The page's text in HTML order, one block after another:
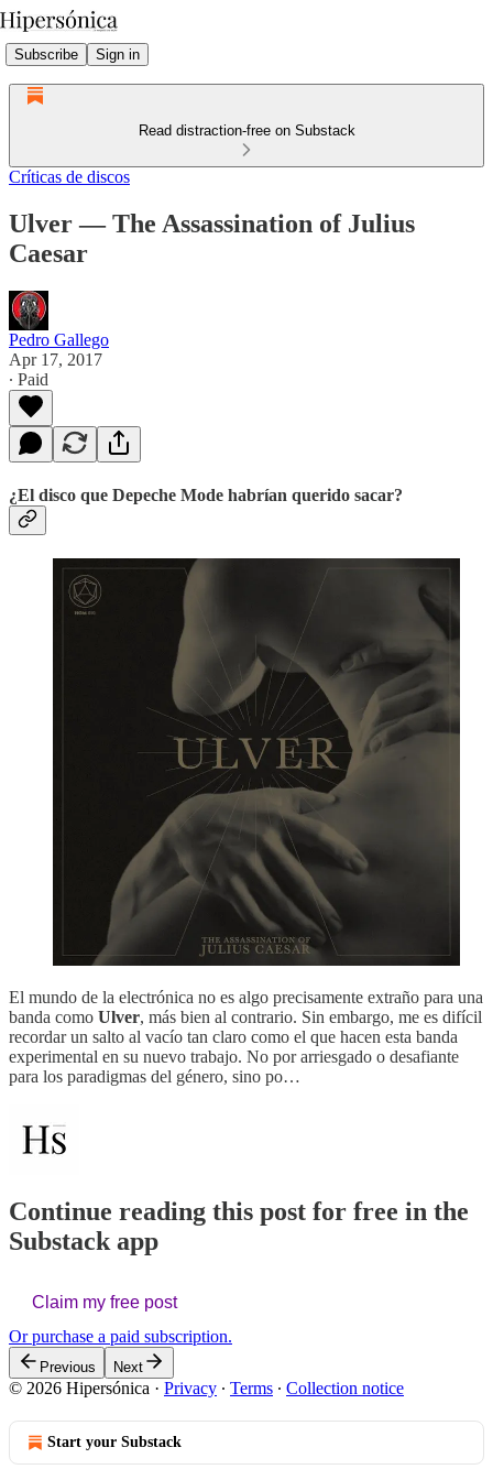
Subscribe Sign in
Read distraction-free on Substack
Críticas de discos
Ulver — The Assassination of Julius
Caesar
Pedro Gallego
Apr 17, 2017
∙ Paid
¿El disco que Depeche Mode habrían querido sacar?
El mundo de la electrónica no es algo precisamente extraño para una
banda como Ulver, más bien al contrario. Sin embargo, me es difícil
recordar un salto al vacío tan claro como el que hacen esta banda
experimental en su nuevo trabajo. No por arriesgado o desafiante
para los paradigmas del género, sino po…
Continue reading this post for free in the
Substack app
Claim my free post
Or purchase a paid subscription.
Previous Next
© 2026 Hipersónica · Privacy ∙ Terms ∙ Collection notice
Start your Substack